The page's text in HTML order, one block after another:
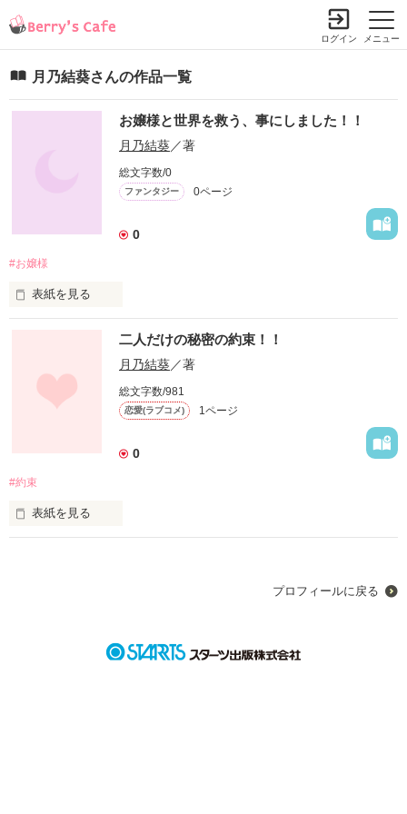
メニュー
ログイン
月乃結葵さんの作品一覧
お嬢様と世界を救う、事にしました！！
月乃結葵／著
総文字数/0
ファンタジー 0ページ
0
#お嬢様
表紙を見る
なった。お嬢様は謎の集団:騎士(ないと)から宝石などを守るた
め、探偵をやっていた！
それを知った主人公は手助けをしたいとほかの召使いに頼み込
んで一緒に騎士の調査に加わった。
そこから、調査は段々進んでいき思わぬ展開へ！！
ハラハラした戦いと推理。
二人だけの秘密の約束！！
月乃結葵／著
総文字数/981
恋愛(ラブコメ) 1ページ
0
#約束
表紙を見る
約束のために一緒に頑張っている時心の中で変化が…！！
プロフィールに戻る